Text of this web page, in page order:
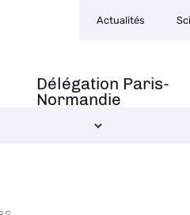
Navigation
principale
Délégation Paris-
Normandie
secondaire
Actualités